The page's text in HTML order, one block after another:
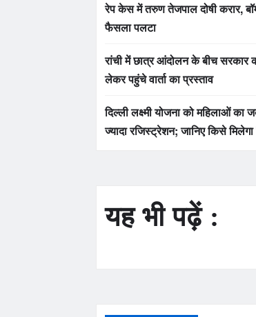
रेप केस में तरुण तेजपाल दोषी करार,
फैसला पलटा
रांची में छात्र आंदोलन के बीच
लेकर पहुंचे वार्ता का प्रस्ताव
दिल्ली लक्ष्मी योजना को महिलाओं का
ज्यादा रजिस्ट्रेशन; जानिए किसे
यह भी पढ़ें :